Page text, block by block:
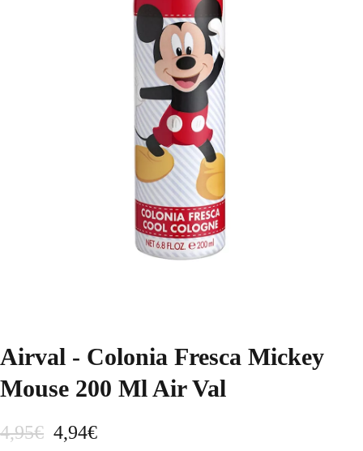
Airval - Colonia Fresca Mickey
Mouse 200 Ml Air Val
4,95€ E
4,94€E